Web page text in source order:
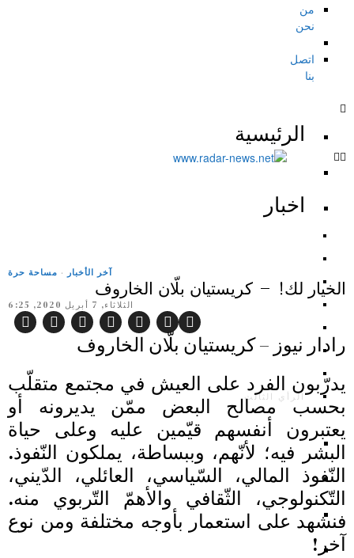
من
نحن
اتصل
بنا
الرئيسية
اخبار
الرأي الثالث
آخر الأخبار · مساحة حرة
الخيار لك! – كريستيان بلّان الخاروف
الثلاثاء, 7 أبريل 2020, 6:25
رادار نيوز – كريستيان بلّان الخاروف
يدرّبون الفرد على العيش في مجتمع متقلّب
بحسب مصالح البعض ممّن يديرونه أو
يعتبرون أنفسهم قيّمين عليه وعلى حياة
البشر فيه؛ لأنّهم، وببساطة، يملكون النّفوذ.
النّفوذ المالي، السّياسي، العائلي، الدّيني،
التّكنولوجي، الثّقافي والأهمّ التّربوي منه.
فنشهد على استعمار بأوجه مختلفة ومن نوع
آخر!